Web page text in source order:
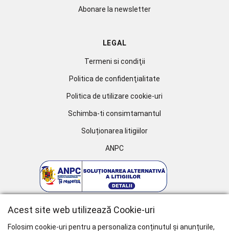
Abonare la newsletter
LEGAL
Termeni si condiţii
Politica de confidenţialitate
Politica de utilizare cookie-uri
Schimba-ti consimtamantul
Soluționarea litigiilor
ANPC
Acest site web utilizează Cookie-uri
Folosim cookie-uri pentru a personaliza conținutul și anunțurile,